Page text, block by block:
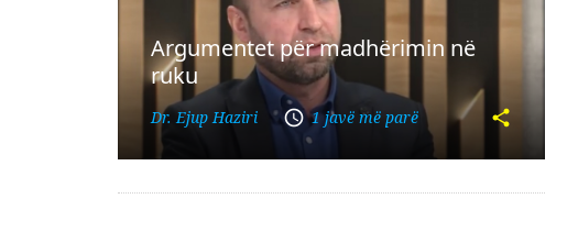
Argumentet për madhërimin në
ruku
Dr. Ejup Haziri 1 javë më parë